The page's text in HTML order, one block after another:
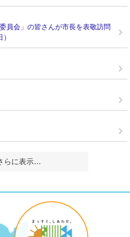
員会」の皆さんが市長を表敬訪問
らに表示…